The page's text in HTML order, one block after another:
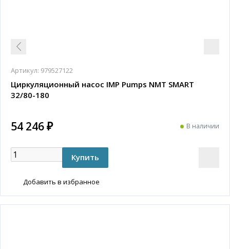
Артикул: 979527122
Циркуляционный насос IMP Pumps NMT SMART
32/80-180
54 246 ₽ В наличии
Добавить в избранное